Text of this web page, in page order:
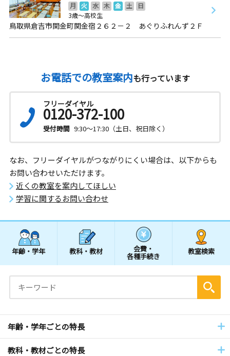
月 火 水 木 金 土
日
3歳～高校生
鳥取県倉吉市関金町関金宿２６２－２ あぐりふれんず２Ｆ
お電話での教室案内も行っています
フリーダイヤル
0120-372-100
受付時間 9:30～17:30（土日、祝日除く）
なお、フリーダイヤルがつながりにくい場合は、以下からも
お問い合わせいただけます。
近くの教室を案内してほしい
学習に関するお問い合わせ
年齢・学年 教科・教材 会費・
各種手続き
教室検索
年齢・学年ごとの特長
教科・教材ごとの特長